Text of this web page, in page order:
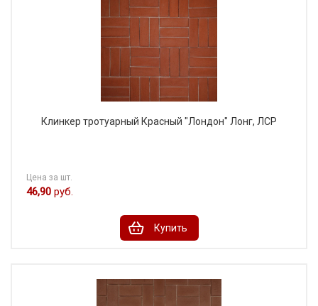
Клинкер тротуарный Красный "Лондон" Лонг, ЛСР
Цена за шт.
46,90 руб.
Купить